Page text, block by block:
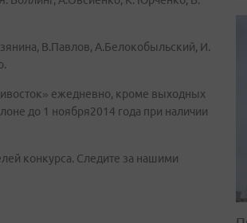
В.Павлов, А.Белокобыльский, И.
ежедневно, кроме выходных
до 1 ноября2014 года при наличии
конкурса. Следите за нашими